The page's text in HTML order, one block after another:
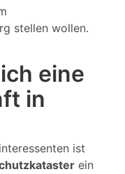
stellen wollen.
eine
in
ist
ein